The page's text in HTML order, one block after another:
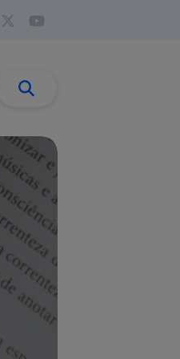
Buscar